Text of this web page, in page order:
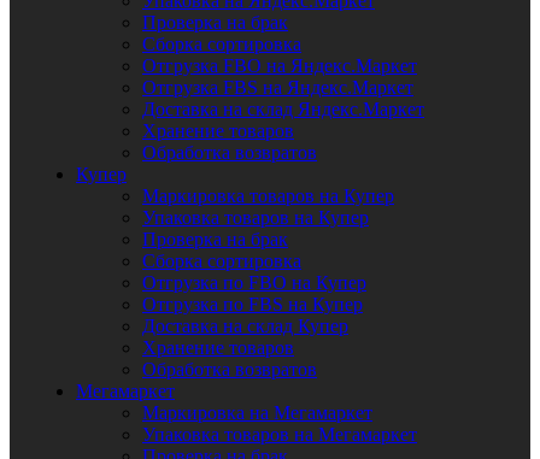
Проверка на брак
Сборка сортировка
Отгрузка FBO на Яндекс.Маркет
Отгрузка FBS на Яндекс.Маркет
Доставка на склад Яндекс.Маркет
Хранение товаров
Обработка возвратов
Купер
Маркировка товаров на Купер
Упаковка товаров на Купер
Проверка на брак
Сборка сортировка
Отгрузка по FBO на Купер
Отгрузка по FBS на Купер
Доставка на склад Купер
Хранение товаров
Обработка возвратов
Мегамаркет
Маркировка на Мегамаркет
Упаковка товаров на Мегамаркет